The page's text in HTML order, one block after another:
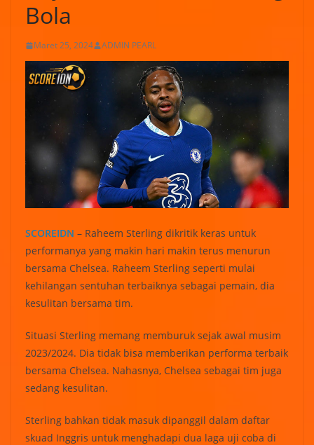
Bola
Maret 25, 2024 ADMIN PEARL
SCOREIDN – Raheem Sterling dikritik keras untuk
performanya yang makin hari makin terus menurun
bersama Chelsea. Raheem Sterling seperti mulai
kehilangan sentuhan terbaiknya sebagai pemain, dia
kesulitan bersama tim.
Situasi Sterling memang memburuk sejak awal musim
2023/2024. Dia tidak bisa memberikan performa terbaik
bersama Chelsea. Nahasnya, Chelsea sebagai tim juga
sedang kesulitan.
Sterling bahkan tidak masuk dipanggil dalam daftar
skuad Inggris untuk menghadapi dua laga uji coba di